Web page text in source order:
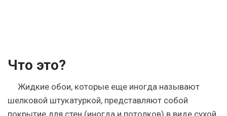
Что это?
Жидкие обои, которые еще иногда называют
шелковой штукатуркой, представляют собой
покрытие для стен (иногда и потолков) в виде сухой